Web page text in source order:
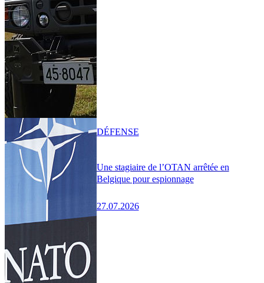
Une stagiaire de l’OTAN arrêtée en
Belgique pour espionnage
27.07.2026
DÉFENSE